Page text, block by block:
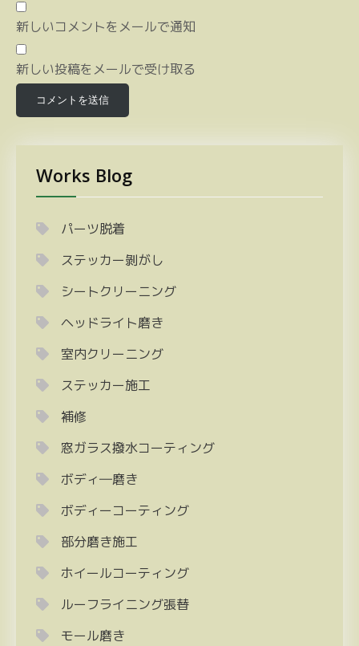
新しいコメントをメールで通知
新しい投稿をメールで受け取る
Works Blog
パーツ脱着
ステッカー剝がし
シートクリーニング
ヘッドライト磨き
室内クリーニング
ステッカー施工
補修
窓ガラス撥水コーティング
ボディ―磨き
ボディーコーティング
部分磨き施工
ホイールコーティング
ルーフライニング張替
モール磨き